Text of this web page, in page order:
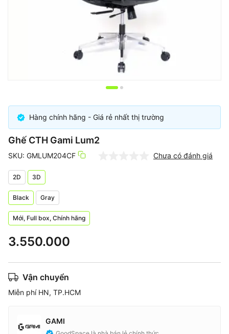
of
Hàng chính hãng - Giá rẻ nhất thị trường
Ghế CTH Gami Lum2
SKU: GMLUM204CF Chưa có đánh giá
2D 3D
Black Gray
Mới, Full box, Chính hãng
3.550.000
Vận chuyển
Miễn phí HN, TP.HCM
GAMI